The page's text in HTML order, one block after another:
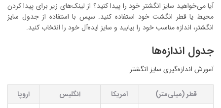
آیا می‌خواهید سایز انگشتر خود را پیدا کنید؟ از لینک‌های زیر برای پیدا کردن
محیط یا قطر انگشت خود استفاده کنید. سپس با استفاده از جدول سایز
انگشتر، اندازه مناسب خود را بیابید و سایز ایده‌آل خود را انتخاب کنید.
جدول اندازه‌ها
آموزش اندازه‌گیری سایز انگشتر
قطر (میلی‌متر) آمریکا انگلیس
اروپا